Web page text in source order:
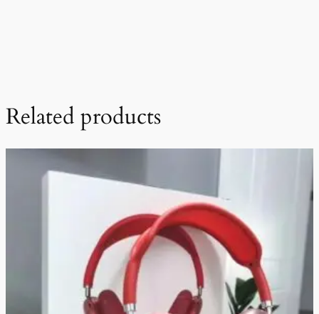
Related products